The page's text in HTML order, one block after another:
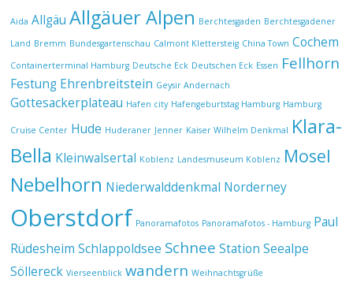
Aida Allgäu Allgäuer Alpen Berchtesgaden Berchtesgadener
Land Bremm Bundesgartenschau Calmont Klettersteig China Town Cochem
Containerterminal Hamburg Deutsche Eck Deutschen Eck Essen Fellhorn
Festung Ehrenbreitstein Geysir Andernach
Gottesackerplateau Hafen city Hafengeburtstag Hamburg Hamburg
Cruise Center Hude Huderaner Jenner Kaiser Wilhelm Denkmal Klara-
Bella Kleinwalsertal Koblenz Landesmuseum Koblenz Mosel
Nebelhorn Niederwalddenkmal Norderney
Oberstdorf Panoramafotos Panoramafotos - Hamburg Paul
Rüdesheim Schlappoldsee Schnee Station Seealpe
Söllereck Vierseenblick wandern Weihnachtsgrüße